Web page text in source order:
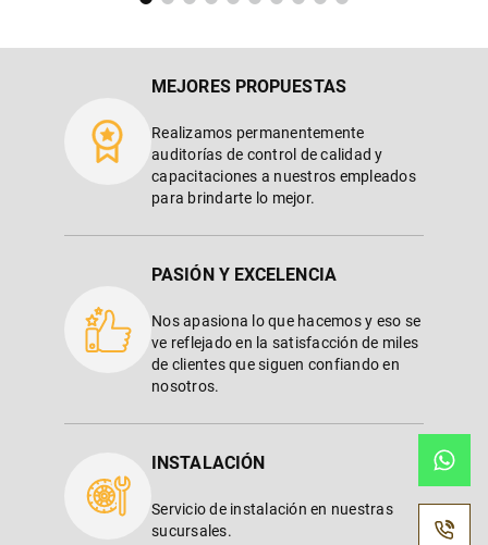
MEJORES PROPUESTAS
Realizamos permanentemente
auditorías de control de calidad y
capacitaciones a nuestros empleados
para brindarte lo mejor.
PASIÓN Y EXCELENCIA
Nos apasiona lo que hacemos y eso se
ve reflejado en la satisfacción de miles
de clientes que siguen confiando en
nosotros.
INSTALACIÓN
Servicio de instalación en nuestras
sucursales.